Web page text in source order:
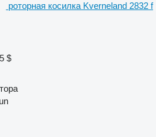
роторная косилка Kverneland 2832 f
$